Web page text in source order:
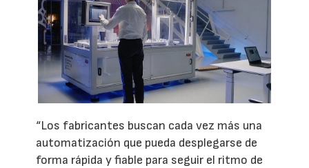
“Los fabricantes buscan cada vez más una
automatización que pueda desplegarse de
forma rápida y fiable para seguir el ritmo de